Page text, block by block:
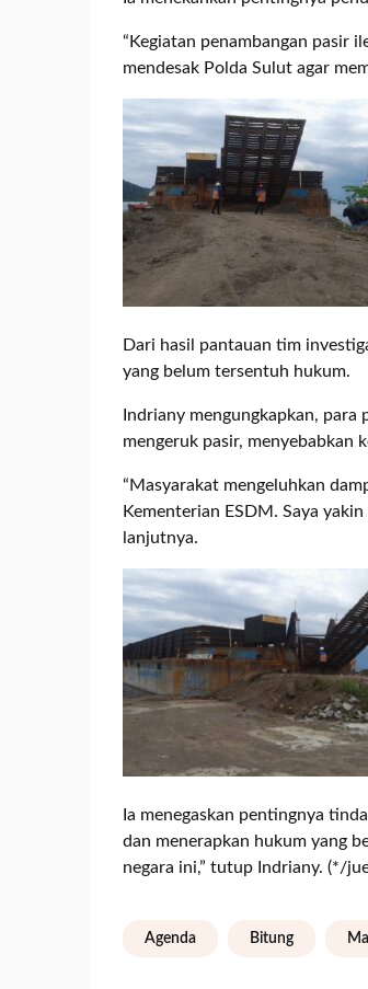
“Kegiatan penambangan pasir
mendesak Polda Sulut agar
Dari hasil pantauan tim
yang belum tersentuh hukum.
Indriany mengungkapkan,
mengeruk pasir, menyebabkan
“Masyarakat mengeluhkan
Kementerian ESDM. Saya
lanjutnya.
Ia menegaskan pentingnya
dan menerapkan hukum yang
negara ini,” tutup Indriany. (*/
Agenda Bitung